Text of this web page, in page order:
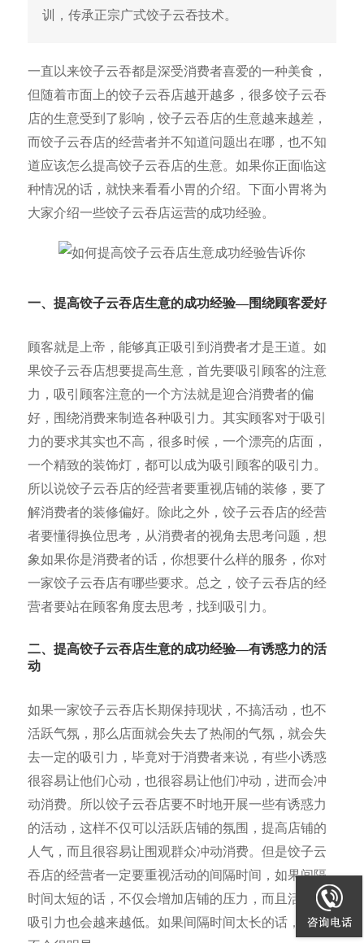
训，传承正宗广式饺子云吞技术。
一直以来饺子云吞都是深受消费者喜爱的一种美食，
但随着市面上的饺子云吞店越开越多，很多饺子云吞
店的生意受到了影响，饺子云吞店的生意越来越差，
而饺子云吞店的经营者并不知道问题出在哪，也不知
道应该怎么提高饺子云吞店的生意。如果你正面临这
种情况的话，就快来看看小胃的介绍。下面小胃将为
大家介绍一些饺子云吞店运营的成功经验。
一、提高饺子云吞店生意的成功经验—围绕顾客爱好
顾客就是上帝，能够真正吸引到消费者才是王道。如
果饺子云吞店想要提高生意，首先要吸引顾客的注意
力，吸引顾客注意的一个方法就是迎合消费者的偏
好，围绕消费来制造各种吸引力。其实顾客对于吸引
力的要求其实也不高，很多时候，一个漂亮的店面，
一个精致的装饰灯，都可以成为吸引顾客的吸引力。
所以说饺子云吞店的经营者要重视店铺的装修，要了
解消费者的装修偏好。除此之外，饺子云吞店的经营
者要懂得换位思考，从消费者的视角去思考问题，想
象如果你是消费者的话，你想要什么样的服务，你对
一家饺子云吞店有哪些要求。总之，饺子云吞店的经
营者要站在顾客角度去思考，找到吸引力。
二、提高饺子云吞店生意的成功经验—有诱惑力的活
动
如果一家饺子云吞店长期保持现状，不搞活动，也不
活跃气氛，那么店面就会失去了热闹的气氛，就会失
去一定的吸引力，毕竟对于消费者来说，有些小诱惑
很容易让他们心动，也很容易让他们冲动，进而会冲
动消费。所以饺子云吞店要不时地开展一些有诱惑力
的活动，这样不仅可以活跃店铺的氛围，提高店铺的
人气，而且很容易让围观群众冲动消费。但是饺子云
吞店的经营者一定要重视活动的间隔时间，如果间隔
时间太短的话，不仅会增加店铺的压力，而且活动的
吸引力也会越来越低。如果间隔时间太长的话，效果